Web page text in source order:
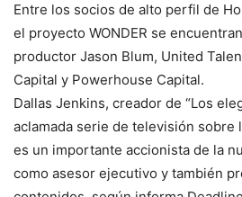
Entre los socios de alto perfil de
el proyecto WONDER se
productor Jason Blum, United
Capital y Powerhouse Capital.
Dallas Jenkins, creador de “Los
aclamada serie de televisión sobre
es un importante accionista de la
como asesor ejecutivo y también